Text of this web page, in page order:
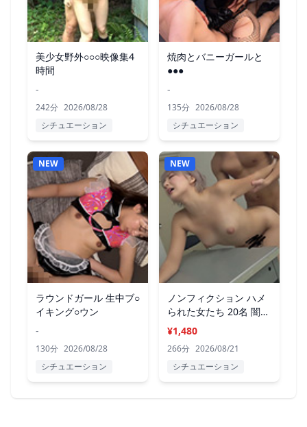
美少女野外○○○映像集4
時間
-
242分 2026/08/28
シチュエーション
焼肉とバニーガールと
●●●
-
135分 2026/08/28
シチュエーション
NEW
ラウンドガール 生中ブ○
イキング○ウン
-
130分 2026/08/28
シチュエーション
NEW
ノンフィクション ハメ
られた女たち 20名 闇の
手口II
¥1,480
266分 2026/08/21
シチュエーション